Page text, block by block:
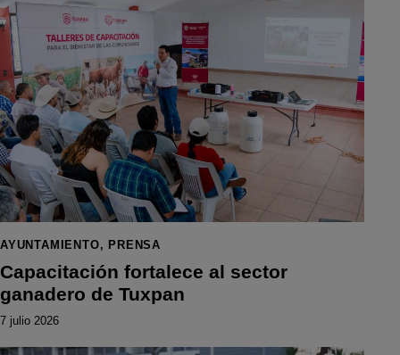
AYUNTAMIENTO, PRENSA
Capacitación fortalece al sector
ganadero de Tuxpan
7 julio 2026